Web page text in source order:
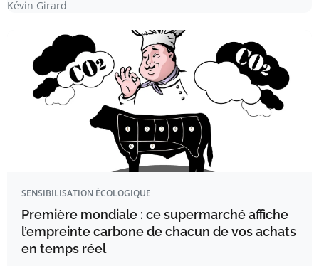
Kévin Girard
SENSIBILISATION ÉCOLOGIQUE
Première mondiale : ce supermarché affiche
l’empreinte carbone de chacun de vos achats
en temps réel